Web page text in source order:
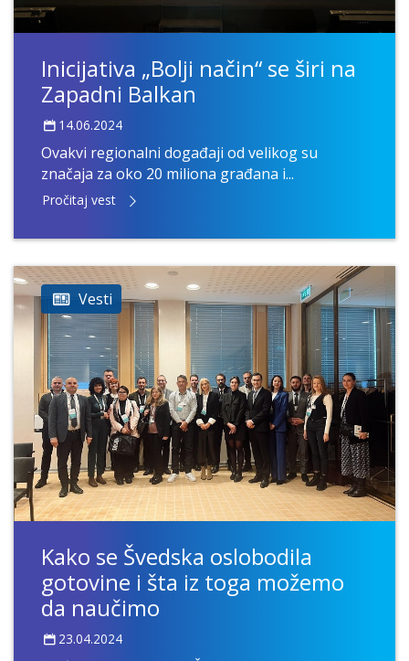
Inicijativa „Bolji način“ se širi na
Zapadni Balkan
14.06.2024
Ovakvi regionalni događaji od velikog su
značaja za oko 20 miliona građana i...
Pročitaj vest
Vesti
Kako se Švedska oslobodila
gotovine i šta iz toga možemo
da naučimo
23.04.2024